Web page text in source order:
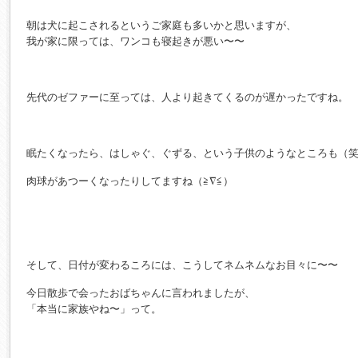
朝は犬に起こされるというご家庭も多いかと思いますが、
我が家に限っては、ワンコも寝起きが悪い〜〜
先代のゼファーに至っては、人より起きてくるのが遅かったですね。
眠たくなったら、はしゃぐ、ぐずる、という子供のようなところも（笑
肉球があつーくなったりしてますね（≧∇≦）
そして、日付が変わるころには、こうしてネムネムなお目々に〜〜
今日散歩で会ったおばちゃんに言われましたが、
「本当に家族やね〜」って。